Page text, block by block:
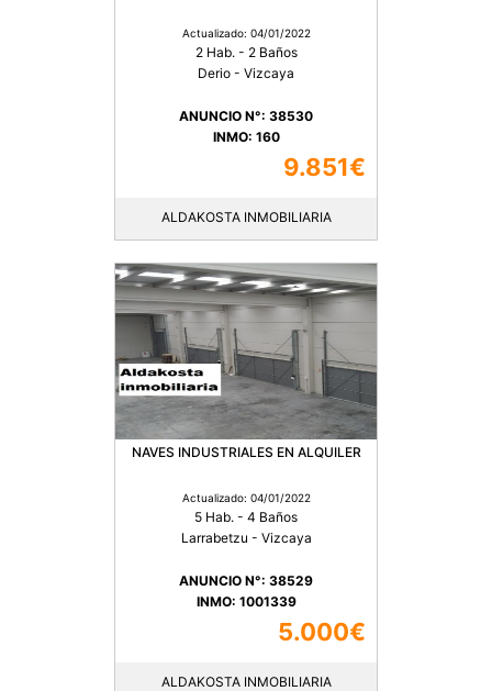
Actualizado: 04/01/2022
2 Hab. - 2 Baños
Derio - Vizcaya
ANUNCIO N°: 38530
INMO: 160
9.851€
ALDAKOSTA INMOBILIARIA
NAVES INDUSTRIALES EN ALQUILER
Actualizado: 04/01/2022
5 Hab. - 4 Baños
Larrabetzu - Vizcaya
ANUNCIO N°: 38529
INMO: 1001339
5.000€
ALDAKOSTA INMOBILIARIA